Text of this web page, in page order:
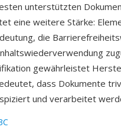
unterstützten
eine weitere Stärke:
die
gewährleistet
dass Dokumente
und verarbeitet